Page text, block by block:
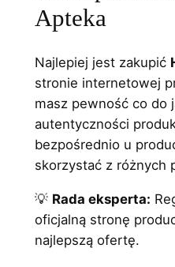
Apteka
Najlepiej jest zakupić
stronie internetowej
masz pewność co do
autentyczności
bezpośrednio u
skorzystać z różnych
💡 Rada eksperta:
oficjalną stronę
najlepszą ofertę.